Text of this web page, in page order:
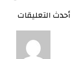
أحدث التعليقات